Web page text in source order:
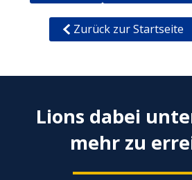
Zurück zur Startseite
Lions dabei
mehr zu